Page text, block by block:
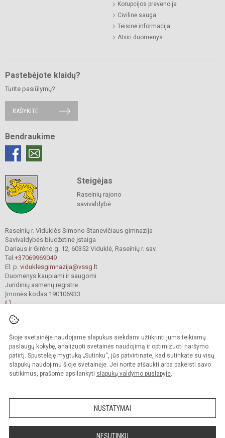
Šioje svetainėje naudojame slapukus siekdami užtikrinti jums teikiamų
paslaugų kokybę, analizuoti svetainės naudojimą ir optimizuoti naršymo
patirtį. Spustelėję mygtuką „Sutinku“, jūs patvirtinate, kad sutinkate su visų
slapukų naudojimu šioje svetainėje. Jei norite atšaukti arba pakeisti savo
sutikimus, prašome apsilankyti slapukų valdymo puslapyje.
NUSTATYMAI
NESUTINKU
Korupcijos prevencija
Civilinė sauga
Teisinė informacija
Atviri duomenys
Pastebėjote klaidų?
Turite pasiūlymų?
RAŠYKITE
Bendraukime
Steigėjas
Raseinių rajono
savivaldybė
Raseinių r. Viduklės Simono Stanevičiaus gimnazija
Savivaldybės biudžetinė įstaiga
Dariaus ir Girėno g. 12, 60352 Viduklė, Raseinių r. sav.
Tel.+37069969049
El. p. viduklesgimnazija@vssg.lt
Duomenys kaupiami ir saugomi
Juridinių asmenų registre
Įmonės kodas 190106933
saugomos.
Kopijuoti turinį be raštiško gimnazijos sutikimo griežtai draudžiama.
Prieinamumo paraiška Slapukų valdymas
Sumanus būdas atnaujinti